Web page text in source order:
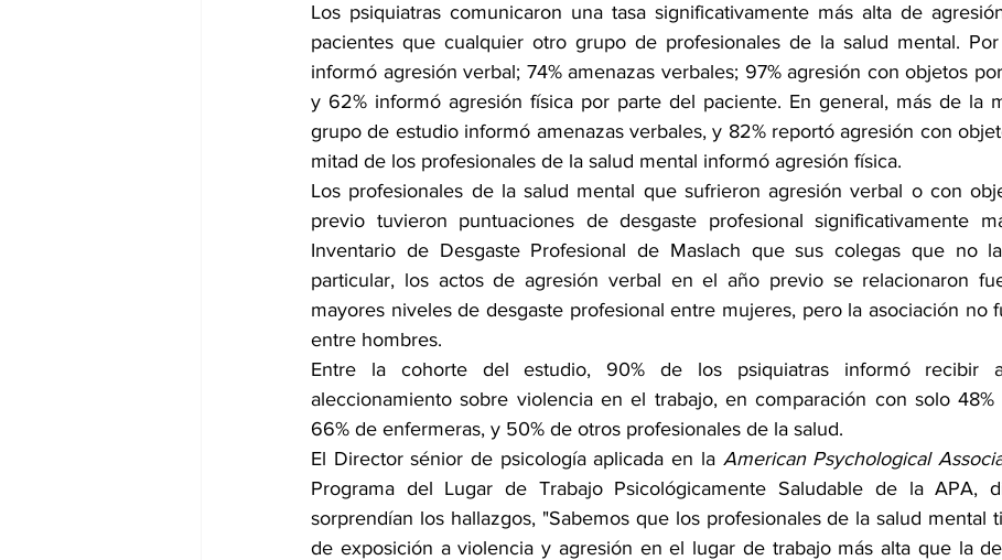
Los psiquiatras comunicaron una tasa significativamente más alta de
pacientes que cualquier otro grupo de profesionales de la salud mental.
informó agresión verbal; 74% amenazas verbales; 97% agresión con objetos
y 62% informó agresión física por parte del paciente. En general, más de la
grupo de estudio informó amenazas verbales, y 82% reportó agresión con
mitad de los profesionales de la salud mental informó agresión física.
Los profesionales de la salud mental que sufrieron agresión verbal o con
previo tuvieron puntuaciones de desgaste profesional significativamente
Inventario de Desgaste Profesional de Maslach que sus colegas que no
particular, los actos de agresión verbal en el año previo se relacionaron
mayores niveles de desgaste profesional entre mujeres, pero la asociación no
entre hombres.
Entre la cohorte del estudio, 90% de los psiquiatras informó recibir
aleccionamiento sobre violencia en el trabajo, en comparación con solo 48%
66% de enfermeras, y 50% de otros profesionales de la salud.
El Director sénior de psicología aplicada en la American Psychological
Programa del Lugar de Trabajo Psicológicamente Saludable de la APA,
sorprendían los hallazgos, "Sabemos que los profesionales de la salud mental
de exposición a violencia y agresión en el lugar de trabajo más alta que la